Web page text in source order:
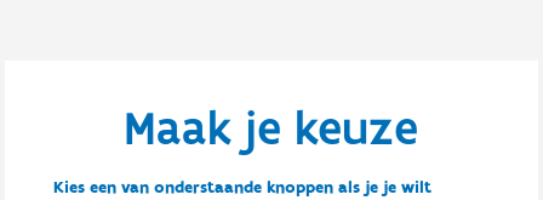
Maak je keuze
Kies een van onderstaande knoppen als je je wilt